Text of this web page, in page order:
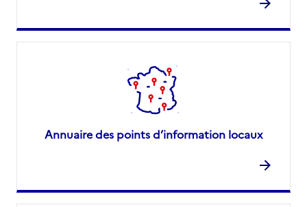
Annuaire des points d’information locaux